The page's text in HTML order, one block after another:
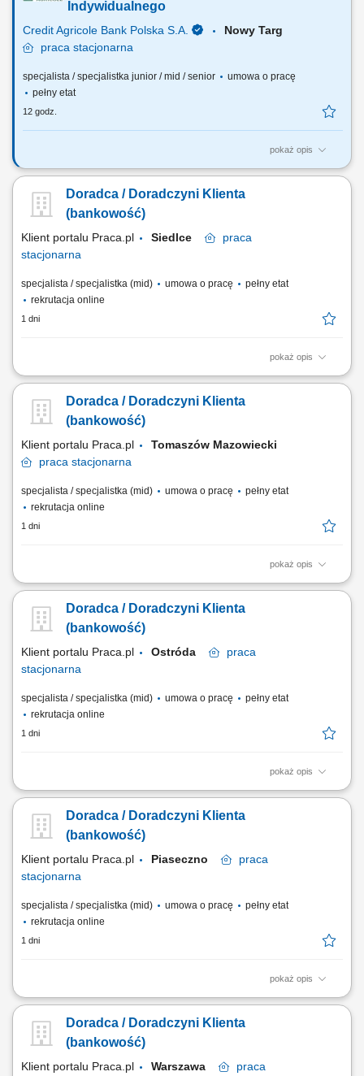
klientami oraz pozyskiwanie nowych kontaktów dla partnerów
Indywidualnego
Credit Agricole Bank Polska S.A.
Nowy Targ
praca stacjonarna
specjalista / specjalistka junior / mid / senior
umowa o pracę
pełny etat
12 godz.
pokaż opis
Jakie będą Twoje zadania: Pozyskiwanie nowych klientów w tym przez
długofalowych relacji opartych na zaufaniu. Identyfikacja potrzeb oraz
oczekiwań klientów i dopasowywanie produktów i usług finansowych.
Doradca / Doradczyni Klienta
(bankowość)
Klient portalu Praca.pl Siedlce
praca
stacjonarna
specjalista / specjalistka (mid) umowa o pracę
pełny etat
rekrutacja online
1 dni
pokaż opis
obsługa klientów; utrzymywanie dobrych relacji z klientami; realizacja
firm;
Doradca / Doradczyni Klienta
(bankowość)
Klient portalu Praca.pl
Tomaszów Mazowiecki
praca stacjonarna
specjalista / specjalistka (mid) umowa o pracę
pełny etat
rekrutacja online
1 dni
pokaż opis
obsługa klientów; utrzymywanie dobrych relacji z klientami; realizacja
firm;
Doradca / Doradczyni Klienta
(bankowość)
Klient portalu Praca.pl Ostróda
praca
stacjonarna
specjalista / specjalistka (mid) umowa o pracę
pełny etat
rekrutacja online
1 dni
pokaż opis
obsługa klientów; utrzymywanie dobrych relacji z klientami; realizacja
firm;
Doradca / Doradczyni Klienta
(bankowość)
Klient portalu Praca.pl Piaseczno
praca
stacjonarna
specjalista / specjalistka (mid) umowa o pracę
pełny etat
rekrutacja online
1 dni
pokaż opis
obsługa klientów; utrzymywanie dobrych relacji z klientami; realizacja
firm;
Doradca / Doradczyni Klienta
(bankowość)
Klient portalu Praca.pl Warszawa
praca